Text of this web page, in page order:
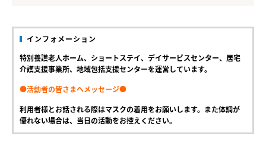
インフォメーション
特別養護老人ホーム、ショートステイ、デイサービスセンター、居宅
介護支援事業所、地域包括支援センターを運営しています。
●活動者の皆さまへメッセージ●
利用者様とお話される際はマスクの着用をお願いします。また体調が
優れない場合は、当日の活動をお控えください。